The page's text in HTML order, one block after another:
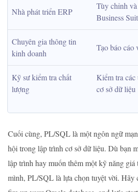
Nhà phát triển ERP
Tùy chỉnh
Business
Chuyên gia thông tin
kinh doanh
Tạo báo cáo
Kỹ sư kiểm tra chất
lượng
Kiểm tra
cơ sở dữ liệu
Cuối cùng, PL/SQL là một ngôn ngữ
hội trong lập trình cơ sở dữ liệu. Dù bạn
lập trình hay muốn thêm một kỹ năng
mình, PL/SQL là lựa chọn tuyệt vời. Hãy